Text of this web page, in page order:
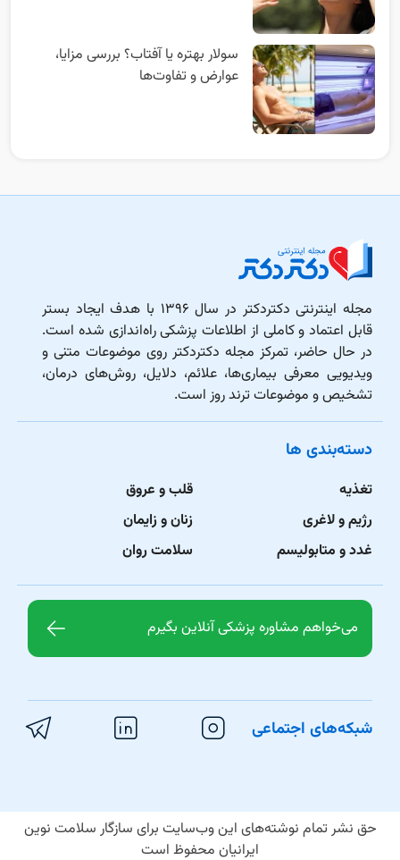
سولار بهتره یا آفتاب؟ بررسی مزایا،
عوارض و تفاوت‌ها
مجله اینترنتی دکتردکتر در سال ۱۳۹۶ با هدف ایجاد بستر
قابل اعتماد و کاملی از اطلاعات پزشکی راه‌اندازی شده است.
در حال حاضر، تمرکز مجله دکتردکتر روی موضوعات متنی و
ویدیویی معرفی بیماری‌ها، علائم، دلایل، روش‌های درمان،
تشخیص و موضوعات ترند روز است.
دسته‌بندی ها
تغذیه
رژیم و لاغری
غدد و متابولیسم
قلب و عروق
زنان و زایمان
سلامت روان
می‌خواهم مشاوره پزشکی آنلاین بگیرم
شبکه‌های اجتماعی
حق نشر تمام نوشته‌های این وب‌سایت برای سازگار سلامت نوین
ایرانیان محفوظ است